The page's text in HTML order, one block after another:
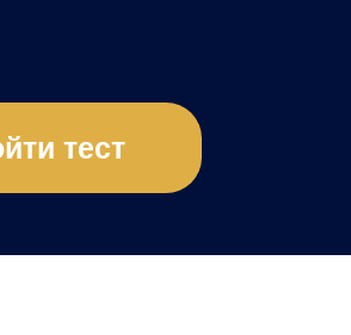
тест